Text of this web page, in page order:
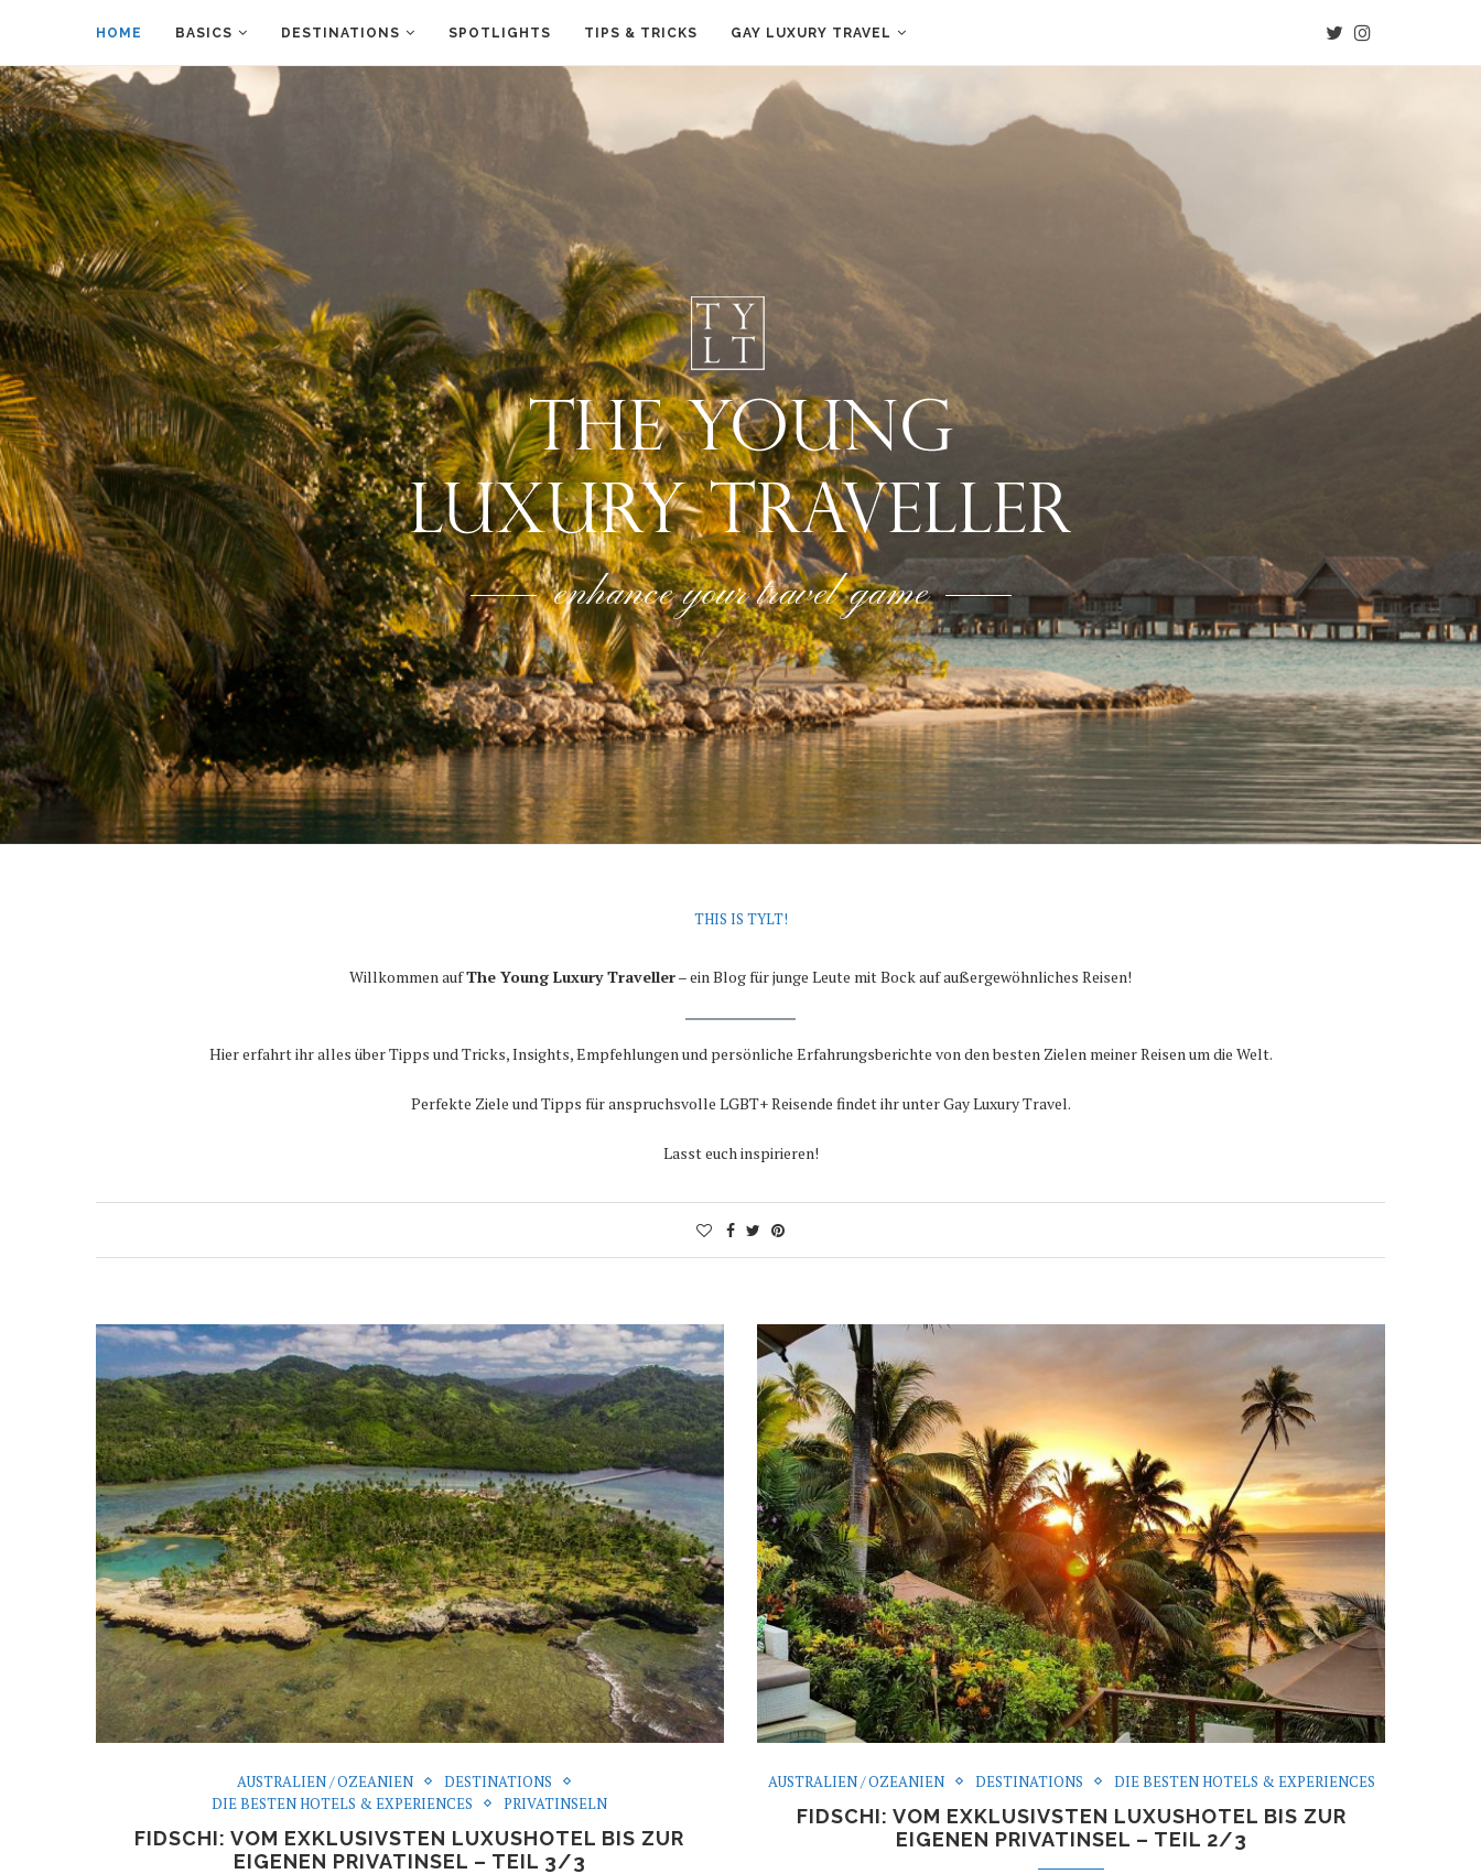
HOME BASICS DESTINATIONS SPOTLIGHTS TIPS & TRICKS GAY LUXURY TRAVEL
enhance your travel game
THIS IS TYLT!
Willkommen aufThe Young Luxury Traveller– ein Blog für junge Leute mit Bock auf außergewöhnliches Reisen!
Hier erfahrt ihr alles über Tipps und Tricks, Insights, Empfehlungen und persönliche Erfahrungsberichte von den besten Zielen meiner Reisen um die Welt.
Perfekte Ziele und Tipps für anspruchsvolle LGBT+ Reisende findet ihr unter Gay Luxury Travel.
Lasst euch inspirieren!
AUSTRALIEN / OZEANIEN
DESTINATIONS
DIE BESTEN HOTELS & EXPERIENCES
PRIVATINSELN
FIDSCHI: VOM EXKLUSIVSTEN LUXUSHOTEL BIS ZUR
EIGENEN PRIVATINSEL – TEIL 3/3
AUSTRALIEN / OZEANIEN DESTINATIONS DIE BESTEN HOTELS & EXPERIENCES
FIDSCHI: VOM EXKLUSIVSTEN LUXUSHOTEL BIS ZUR
EIGENEN PRIVATINSEL – TEIL 2/3